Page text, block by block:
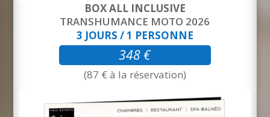
BOX ALL INCLUSIVE
TRANSHUMANCE MOTO 2026
3 JOURS / 1 PERSONNE
348 €
(87 € à la réservation)